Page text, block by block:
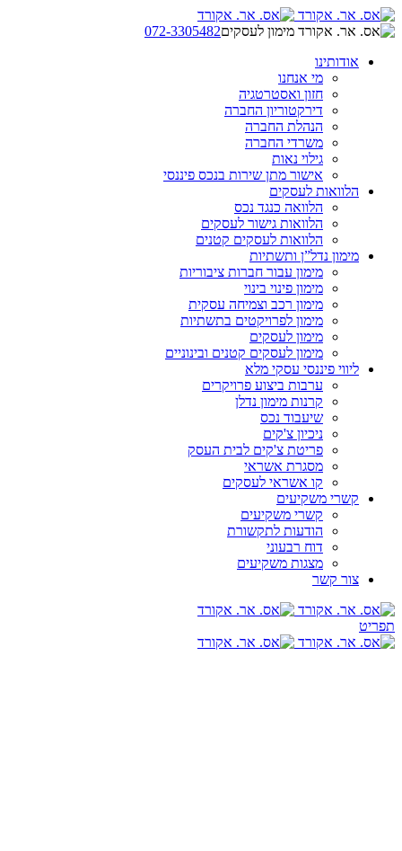
072-3305482
אודותינו
מי אנחנו
חזון ואסטרטגיה
דירקטוריון החברה
הנהלת החברה
משרדי החברה
גילוי נאות
אישור מתן שירות בנכס פיננסי
הלוואות לעסקים
הלוואה כנגד נכס
הלוואות גישור לעסקים
הלוואות לעסקים קטנים
מימון נדל”ן ותשתיות
מימון עבור חברות ציבוריות
מימון פינוי בינוי
מימון רכב וצמיחה עסקית
מימון לפרויקטים בתשתיות
מימון לעסקים
מימון לעסקים קטנים ובינוניים
ליווי פיננסי עסקי מלא
ערבות ביצוע פרויקרים
קרנות מימון נדלן
שיעבוד נכס
ניכיון צ'קים
פריטת צ'קים לבית העסק
מסגרת אשראי
קו אשראי לעסקים
קשרי משקיעים
קשרי משקיעים
הודעות לתקשורת
דוח רבעוני
מצגות משקיעים
צור קשר
תפריט